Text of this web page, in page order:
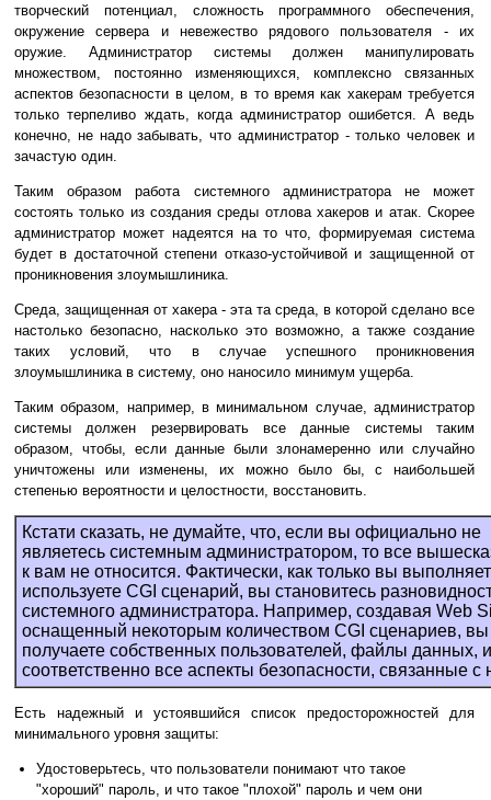
творческий потенциал, сложность программного обеспечения,
окружение сервера и невежество рядового пользователя - их
оружие. Администратор системы должен манипулировать
множеством, постоянно изменяющихся, комплексно связанных
аспектов безопасности в целом, в то время как хакерам требуется
только терпеливо ждать, когда администратор ошибется. А ведь
конечно, не надо забывать, что администратор - только человек и
зачастую один.
Таким образом работа системного администратора не может
состоять только из создания среды отлова хакеров и атак. Скорее
администратор может надеятся на то что, формируемая система
будет в достаточной степени отказо-устойчивой и защищенной от
проникновения злоумышлиника.
Среда, защищенная от хакера - эта та среда, в которой сделано все
настолько безопасно, насколько это возможно, а также создание
таких условий, что в случае успешного проникновения
злоумышлиника в систему, оно наносило минимум ущерба.
Таким образом, например, в минимальном случае, администратор
системы должен резервировать все данные системы таким
образом, чтобы, если данные были злонамеренно или случайно
уничтожены или изменены, их можно было бы, с наибольшей
степенью вероятности и целостности, восстановить.
Кстати сказать, не думайте, что, если вы официально не
являетесь системным администратором, то все
к вам не относится. Фактически, как только вы
используете CGI сценарий, вы становитесь
системного администратора. Например, создавая Web
оснащенный некоторым количеством CGI сценариев, вы
получаете собственных пользователей, файлы данных, и
соответственно все аспекты безопасности, связанные с
Есть надежный и устоявшийся список предосторожностей для
минимального уровня защиты:
Удостоверьтесь, что пользователи понимают что такое
"хороший" пароль, и что такое "плохой" пароль и чем они